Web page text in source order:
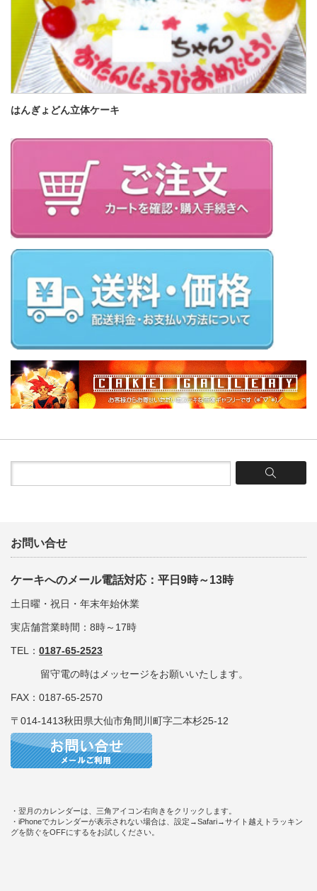
はんぎょどん立体ケーキ
お問い合せ
ケーキへのメール電話対応：平日9時～13時
土日曜・祝日・年末年始休業
実店舗営業時間：8時～17時
TEL： 0187-65-2523
留守電の時はメッセージをお願いいたします。
FAX：0187-65-2570
〒014-1413秋田県大仙市角間川町字二本杉25-12
・翌月のカレンダーは、三角アイコン右向きをクリックします。
・iPhoneでカレンダーが表示されない場合は、設定→Safari→サイト越えトラッキン
グを防ぐをOFFにするをお試しください。